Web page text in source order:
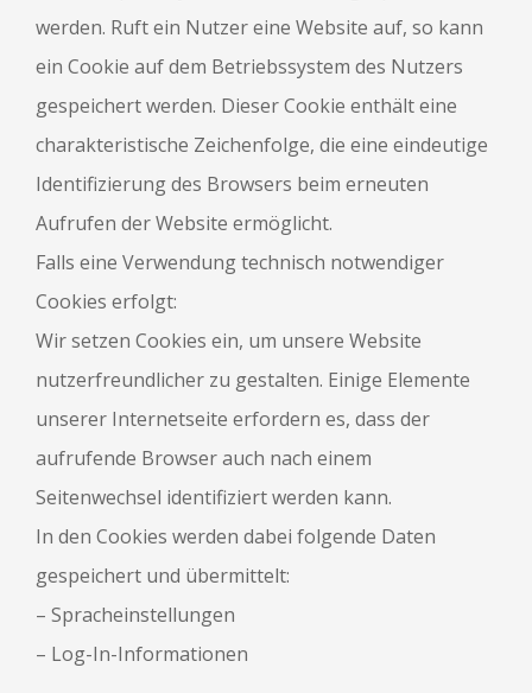
werden. Ruft ein Nutzer eine Website auf, so kann
ein Cookie auf dem Betriebssystem des Nutzers
gespeichert werden. Dieser Cookie enthält eine
charakteristische Zeichenfolge, die eine eindeutige
Identifizierung des Browsers beim erneuten
Aufrufen der Website ermöglicht.
Falls eine Verwendung technisch notwendiger
Cookies erfolgt:
Wir setzen Cookies ein, um unsere Website
nutzerfreundlicher zu gestalten. Einige Elemente
unserer Internetseite erfordern es, dass der
aufrufende Browser auch nach einem
Seitenwechsel identifiziert werden kann.
In den Cookies werden dabei folgende Daten
gespeichert und übermittelt:
– Spracheinstellungen
– Log-In-Informationen